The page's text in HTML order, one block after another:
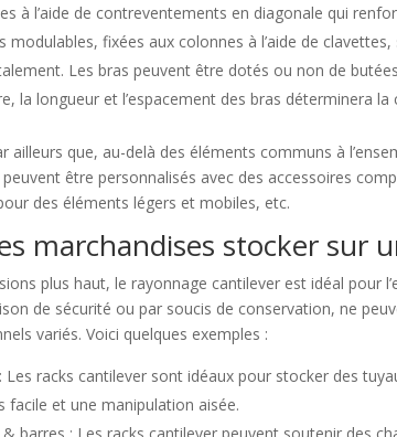
à l’aide de contreventements en diagonale qui
modulables, fixées aux colonnes à l’aide de
Les bras peuvent être dotés ou non de
la longueur et l’espacement des bras déterminera la
ailleurs que, au-delà des éléments communs à
être personnalisés avec des accessoires
des éléments légers et mobiles, etc.
marchandises stocker sur
plus haut, le rayonnage cantilever est idéal pour
de sécurité ou par soucis de conservation, ne
variés. Voici quelques exemples :
Les racks cantilever sont idéaux pour stocker des
facile et une manipulation aisée.
barres : Les racks cantilever peuvent soutenir des